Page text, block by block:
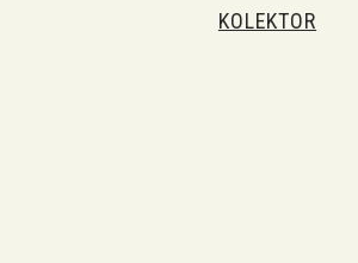
KOLEKTOR